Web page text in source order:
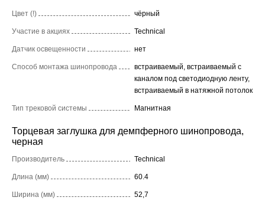
Цвет (!) чёрный
Участие в акциях Technical
Датчик освещенности нет
Способ монтажа шинопровода
встраиваемый, встраиваемый с
каналом под светодиодную ленту,
встраиваемый в натяжной потолок
Тип трековой системы Магнитная
Торцевая заглушка для демпферного шинопровода,
черная
Производитель Technical
Длина (мм) 60.4
Ширина (мм) 52,7